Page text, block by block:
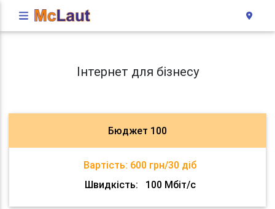
Інтернет для бізнесу
Бюджет 100
Вартість: 600 грн/30 діб
Швидкість:
100 Мбіт/с